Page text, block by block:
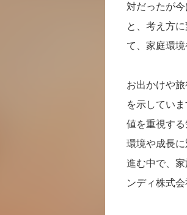
対だったが
と、考え方
て、家庭環
お出かけや
を示してい
値を重視す
環境や成長
進む中で、
ンディ株式